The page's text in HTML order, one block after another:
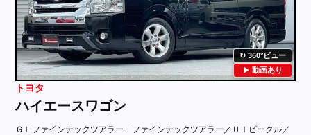
360°ビュー
動画あり
トヨタ
ハイエースワゴン
ＧＬファインテックツアラー ファインテックツアラー／ＵＩビークル／